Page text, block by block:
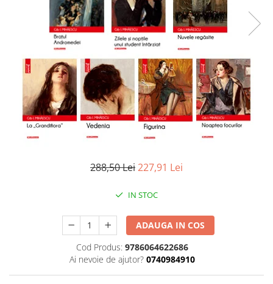
Literatura
Contemporana
Moderna
Romana
Universala
Universala
Non-fictiune
Calatorii
Publicistica / Reportaje / Interviuri
Sociologie si filozofie
288,50 Lei227,91 Lei
IN STOC
ADAUGA IN COS
Cod Produs: 9786064622686
Ai nevoie de ajutor? 0740984910